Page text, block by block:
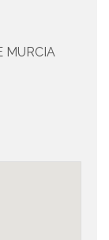
MURCIA